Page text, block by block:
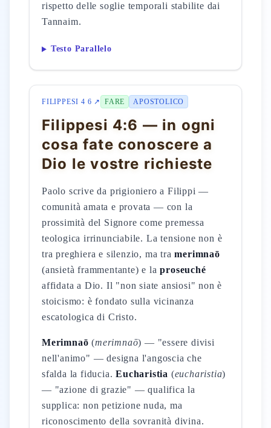
rispetto delle soglie temporali stabilite dai
Tannaim.
Testo Parallelo
FILIPPESI 4 6 ↗ FARE APOSTOLICO
Filippesi 4:6 — in ogni
cosa fate conoscere a
Dio le vostre richieste
Paolo scrive da prigioniero a Filippi —
comunità amata e provata — con la
prossimità del Signore come premessa
teologica irrinunciabile. La tensione non è
tra preghiera e silenzio, ma tramerimnaō
(ansietà frammentante) e laproseuché
affidata a Dio. Il "non siate ansiosi" non è
stoicismo: è fondato sulla vicinanza
escatologica di Cristo.
Merimnaō (merimnaō) — "essere divisi
nell'animo" — designa l'angoscia che
sfalda la fiducia.Eucharistia (eucharistia)
— "azione di grazie" — qualifica la
supplica: non petizione nuda, ma
riconoscimento della sovranità divina.